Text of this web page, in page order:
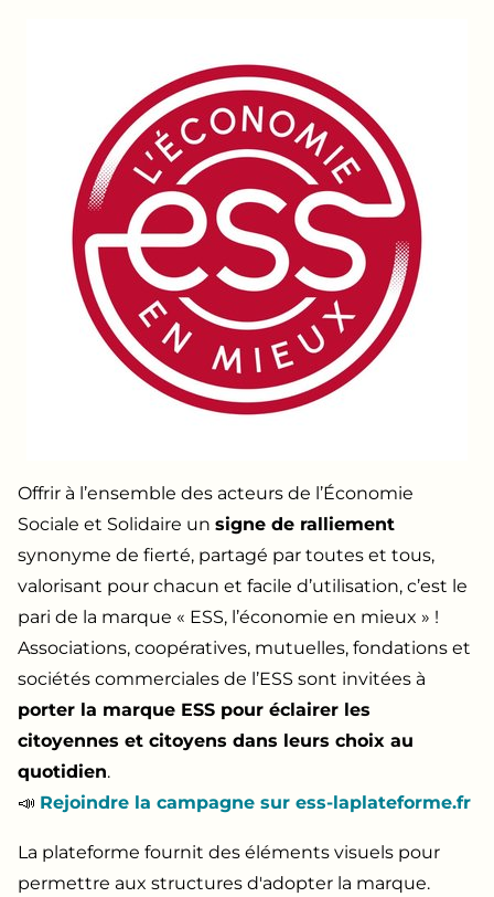
Offrir à l’ensemble des acteurs de l’Économie
Sociale et Solidaire un signe de ralliement
synonyme de fierté, partagé par toutes et tous,
valorisant pour chacun et facile d’utilisation, c’est le
pari de la marque « ESS, l’économie en mieux » !
Associations, coopératives, mutuelles, fondations et
sociétés commerciales de l’ESS sont invitées à
porter la marque ESS pour éclairer les
citoyennes et citoyens dans leurs choix au
quotidien.
📣​ Rejoindre la campagne sur ess-laplateforme.fr
La plateforme fournit des éléments visuels pour
permettre aux structures d'adopter la marque.